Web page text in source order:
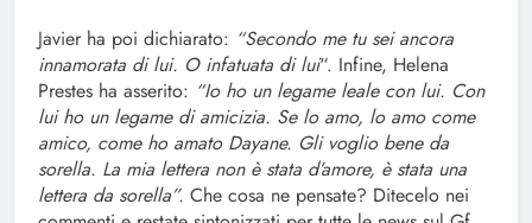
Javier ha poi dichiarato: “Secondo me tu sei ancora
innamorata di lui. O infatuata di lui“. Infine, Helena
Prestes ha asserito: “Io ho un legame leale con lui. Con
lui ho un legame di amicizia. Se lo amo, lo amo come
amico, come ho amato Dayane. Gli voglio bene da
sorella. La mia lettera non è stata d’amore, è stata una
lettera da sorella”. Che cosa ne pensate? Ditecelo nei